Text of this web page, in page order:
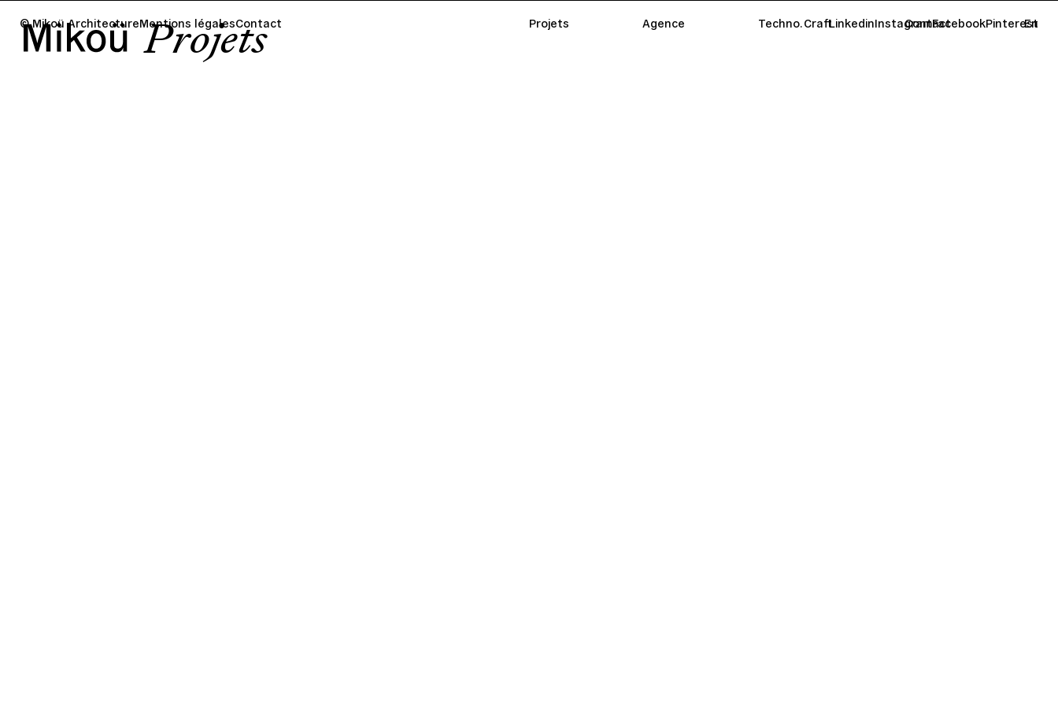
Projets Projets Agence Techno. Craft Contact En
© Mikoü ArchitectureMentions légalesContact LinkedinInstagramFacebookPinterest